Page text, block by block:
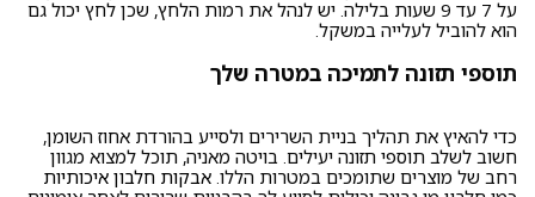
על 7 עד 9 שעות בלילה. יש לנהל את רמות הלחץ, שכן לחץ יכול גם
הוא להוביל לעלייה במשקל.
תוספי תזונה לתמיכה במטרה שלך
כדי להאיץ את תהליך בניית השרירים ולסייע בהורדת אחוז השומן,
חשוב לשלב תוספי תזונה יעילים. בויטה מאניה, תוכל למצוא מגוון
רחב של מוצרים שתומכים במטרות הללו. אבקות חלבון איכותיות